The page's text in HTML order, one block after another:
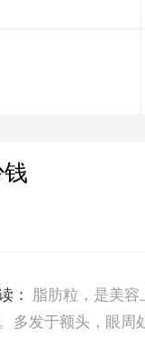
：
脂肪粒，是美
多发于额头，眼周